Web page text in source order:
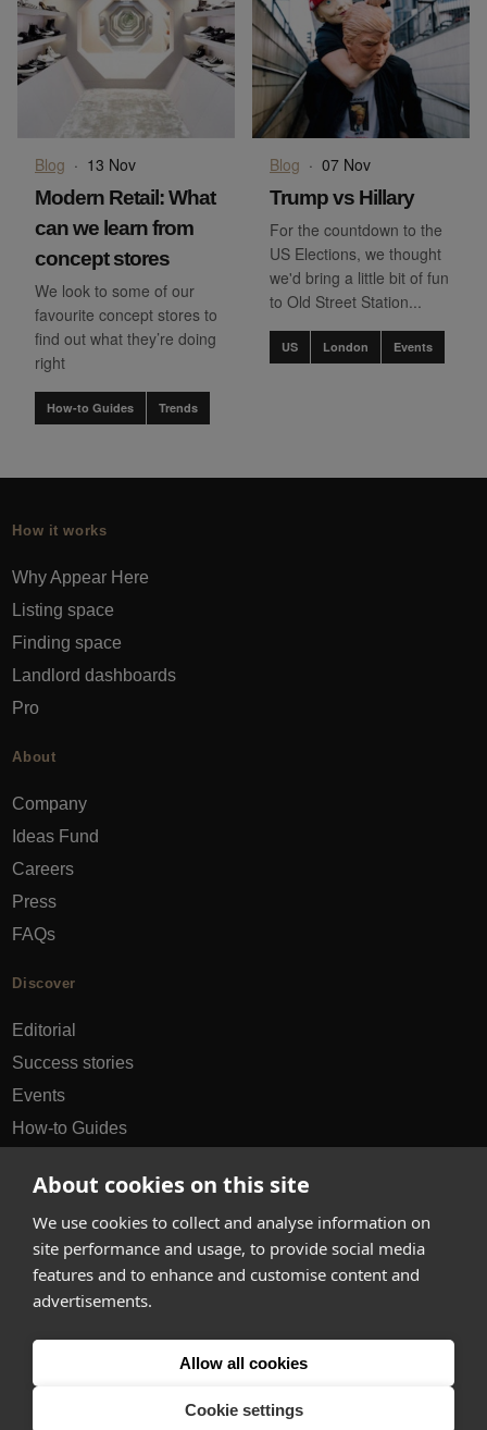
About cookies on this site
We use cookies to collect and analyse information on
site performance and usage, to provide social media
features and to enhance and customise content and
advertisements.
Allow all cookies
Cookie settings
Blog · 13 Nov
Modern Retail: What
can we learn from
concept stores
We look to some of our
favourite concept stores to
find out what they’re doing
right
How-to Guides Trends
Blog · 07 Nov
Trump vs Hillary
For the countdown to the
US Elections, we thought
we'd bring a little bit of fun
to Old Street Station...
US London Events
How it works
Why Appear Here
Listing space
Finding space
Landlord dashboards
Pro
About
Company
Ideas Fund
Careers
Press
FAQs
Discover
Editorial
Success stories
Events
How-to Guides
hello@appearhere.co.uk
United Kingdom
Errors and omissions accepted.Terms & Privacy